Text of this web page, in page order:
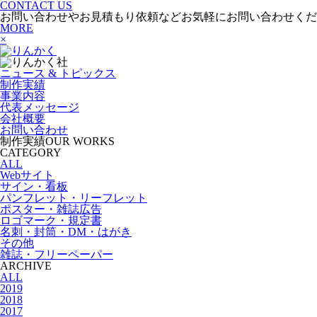
CONTACT US
お問い合わせやお見積もり依頼などお気軽にお問い合わせく
MORE
×
ニュース & トピックス
制作実績
事業内容
代表メッセージ
会社概要
お問い合わせ
制作実績OUR WORKS
CATEGORY
ALL
Webサイト
サイン・看板
パンフレット・リーフレット
ポスター・雑誌広告
ロゴマーク・規定書
名刺・封筒・DM・はがき
その他
雑誌・フリーペーパー
ARCHIVE
ALL
2019
2018
2017